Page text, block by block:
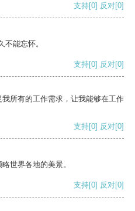
支持[0] 反对[0]
能忘怀。
支持[0] 反对[0]
所有的工作需求，让我能够在工作
支持[0] 反对[0]
世界各地的美景。
支持[0] 反对[0]